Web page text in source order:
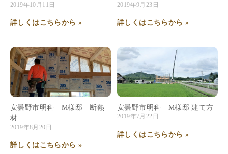
2019年10月11日
詳しくはこちらから »
2019年9月23日
詳しくはこちらから »
安曇野市明科 M様邸 断熱
材
2019年8月20日
詳しくはこちらから »
安曇野市明科 M様邸 建て方
2019年7月22日
詳しくはこちらから »